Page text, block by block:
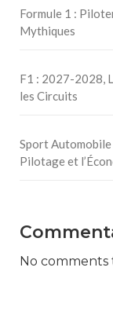
Formule 1 :
Mythiques
F1 : 2027-2028,
les Circuits
Sport Automobile
Pilotage et
No comments